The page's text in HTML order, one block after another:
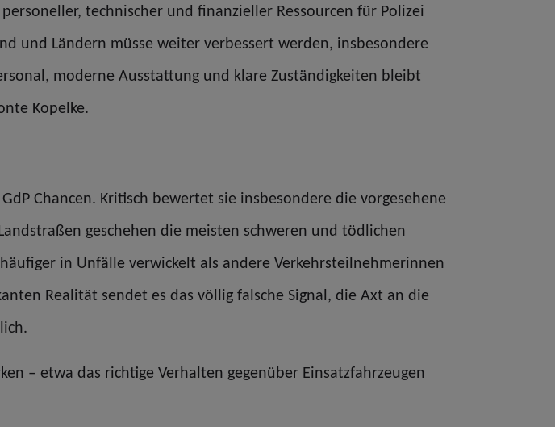
technischer und finanzieller Ressourcen für Polizei
und Ländern müsse weiter verbessert werden, insbesondere
moderne Ausstattung und klare Zuständigkeiten bleibt
Kopelke.
Chancen. Kritisch bewertet sie insbesondere die vorgesehene
geschehen die meisten schweren und tödlichen
in Unfälle verwickelt als andere Verkehrsteilnehmerinnen
Realität sendet es das völlig falsche Signal, die Axt an die
– etwa das richtige Verhalten gegenüber Einsatzfahrzeugen